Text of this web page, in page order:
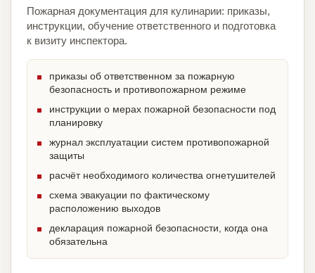
Пожарная документация для кулинарии: приказы,
инструкции, обучение ответственного и подготовка
к визиту инспектора.
приказы об ответственном за пожарную
безопасность и противопожарном режиме
инструкции о мерах пожарной безопасности под
планировку
журнал эксплуатации систем противопожарной
защиты
расчёт необходимого количества огнетушителей
схема эвакуации по фактическому
расположению выходов
декларация пожарной безопасности, когда она
обязательна